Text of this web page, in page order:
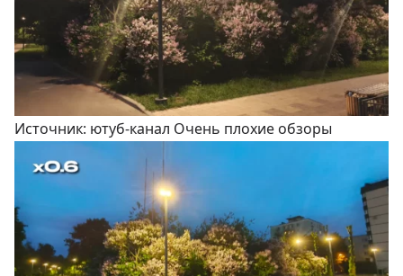
Источник: ютуб-канал Очень плохие обзоры